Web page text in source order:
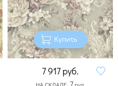
Купить
7 917 руб.
НА СКЛАДЕ: 7рул.